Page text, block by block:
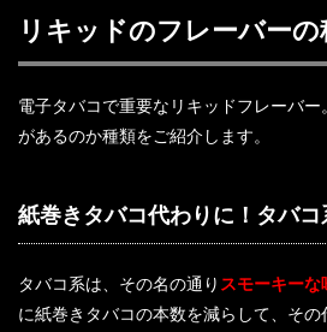
リキッドのフレーバーの
電子タバコで重要なリキッドフレーバ
があるのか種類をご紹介します。
紙巻きタバコ代わりに！タバコ
タバコ系は、その名の通り スモーキーな
に紙巻きタバコの本数を減らして、そ